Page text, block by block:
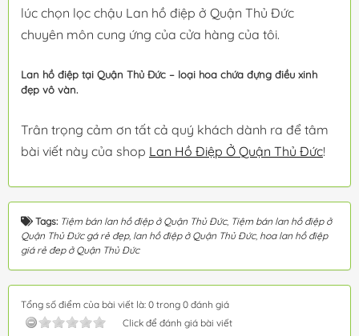
lúc chọn lọc chậu Lan hồ điệp ở Quận Thủ Đức
chuyên môn cung ứng của cửa hàng của tôi.
Lan hồ điệp tại Quận Thủ Đức – loại hoa chứa đựng điều xinh
đẹp vô vàn.
Trân trọng cảm ơn tất cả quý khách dành ra để tâm
bài viết này của shop Lan Hồ Điệp Ở Quận Thủ Đức!
Tags: Tiệm bán lan hồ điệp ở Quận Thủ Đức, Tiệm bán lan hồ điệp ở
Quận Thủ Đức gá rẻ đẹp, lan hồ điệp ở Quận Thủ Đức, hoa lan hồ điệp
giá rẻ đep ở Quận Thủ Đức
Tổng số điểm của bài viết là: 0 trong 0 đánh giá
Click để đánh giá bài viết